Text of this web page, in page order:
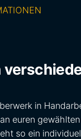
in
euren
so ein